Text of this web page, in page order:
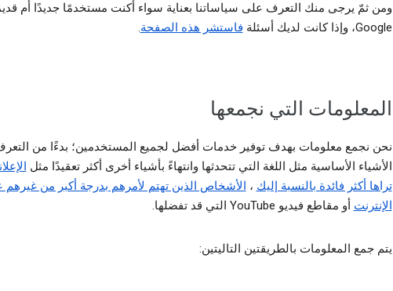
ومن ثمّ يرجى منك التعرف على سياساتنا بعناية سواء أكنت مستخدمًا جديدًا أم
Google، وإذا كانت لديك أسئلة
فاستشر هذه الصفحة.
المعلومات التي نجمعها
نحن نجمع معلومات بهدف توفير خدمات أفضل لجميع المستخدمين؛ بدءًا من
الأشياء الأساسية مثل اللغة التي تتحدثها وانتهاءً بأشياء أخرى أكثر تعقيدًا مثل
تراها أكثر فائدة بالنسبة إليك ، الأشخاص الذين تهتم لأمرهم بدرجة أكبر من غيرهم
الإنترنت أو مقاطع فيديو YouTube التي قد تفضلها.
يتم جمع المعلومات بالطريقتين التاليتين: